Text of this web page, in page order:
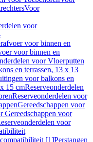
Voor
voor
voor binnen en
voor binnen en
voor Vloerputten
en terrassen, 13 x 13
voor balkons en
15 cmReserveonderdelen
Reserveonderdelen voor
Gereedschappen voor
Gereedschappen voor
voor
compatibiliteit [1]Perstangen